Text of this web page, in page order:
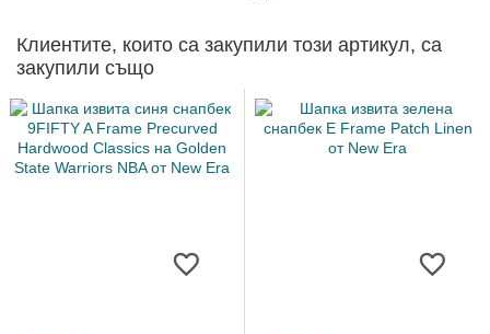
Клиентите, които са закупили този артикул, са
закупили също